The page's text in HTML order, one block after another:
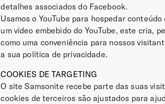
detalhes associados do Facebook.
Usamos o YouTube para hospedar
um vídeo embebido do YouTube, este cria,
como uma conveniência para nossos
a sua política de privacidade.
COOKIES DE TARGETING
O site Samsonite recebe parte das suas
cookies de terceiros são ajustados para